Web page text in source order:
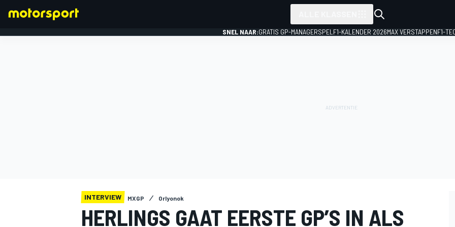
SNEL NAAR:GRATIS GP-MANAGERSPEL F1-KALENDER 2026MAX VERSTAPPENF1-
INTERVIEW MXGP Orlyonok
HERLINGS GAAT EERSTE GP’S IN ALS